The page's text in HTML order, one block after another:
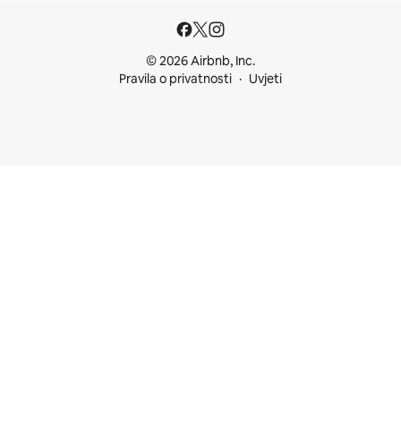
© 2026 Airbnb, Inc.
Pravila o privatnosti
Uvjeti